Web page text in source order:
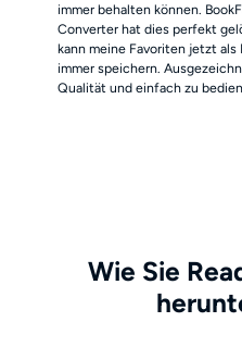
immer behalten können.
Converter hat dies perfekt
kann meine Favoriten jetzt als
immer speichern.
Qualität und einfach zu
Wie Sie